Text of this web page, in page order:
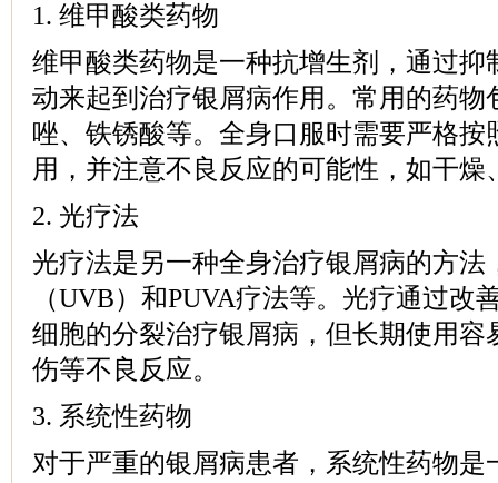
1. 维甲酸类药物
维甲酸类药物是一种抗增生剂，通过抑
动来起到治疗银屑病作用。常用的药物
唑、铁锈酸等。全身口服时需要严格按
用，并注意不良反应的可能性，如干燥
2. 光疗法
光疗法是另一种全身治疗银屑病的方法
（UVB）和PUVA疗法等。光疗通过改
细胞的分裂治疗银屑病，但长期使用容
伤等不良反应。
3. 系统性药物
对于严重的银屑病患者，系统性药物是